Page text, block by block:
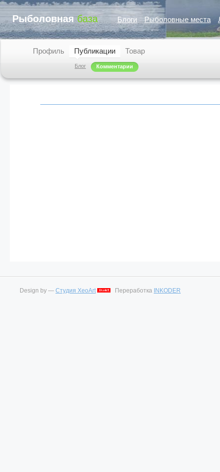
Рыболовная база Блоги Рыболовные места
Профиль Публикации
Блог Комментарии
Товар
Design by — Студия XeoArt Переработка INKODER